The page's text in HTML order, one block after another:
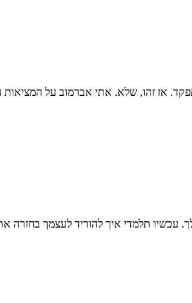
אז זהו, שלא. אתי אברמוב על
תלמדי איך להוריד לעצמך בחזרה